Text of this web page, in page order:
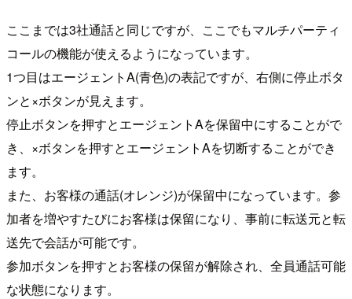
ここまでは3社通話と同じですが、ここでもマルチパーティ
コールの機能が使えるようになっています。
1つ目はエージェントA(青色)の表記ですが、右側に停止ボタ
ンと×ボタンが見えます。
停止ボタンを押すとエージェントAを保留中にすることがで
き、×ボタンを押すとエージェントAを切断することができ
ます。
また、お客様の通話(オレンジ)が保留中になっています。参
加者を増やすたびにお客様は保留になり、事前に転送元と転
送先で会話が可能です。
参加ボタンを押すとお客様の保留が解除され、全員通話可能
な状態になります。